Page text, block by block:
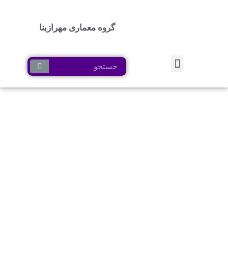
گروه معماری مهرازبنا